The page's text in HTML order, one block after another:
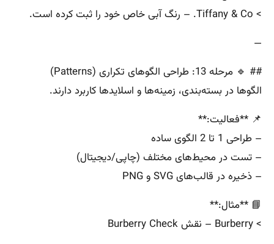
> Tiffany & Co. – رنگ آبی خاص خود را ثبت کرده است.
—
## 🔹 مرحله 13: طراحی الگوهای تکراری (Patterns)
الگوها در بسته‌بندی، زمینه‌ها و اسلایدها کاربرد دارند.
📌 **فعالیت:**
– طراحی 1 تا 2 الگوی ساده
– تست در محیط‌های مختلف (چاپی/دیجیتال)
– ذخیره در قالب‌های SVG و PNG
📘 **مثال:**
> Burberry – نقش Burberry Check